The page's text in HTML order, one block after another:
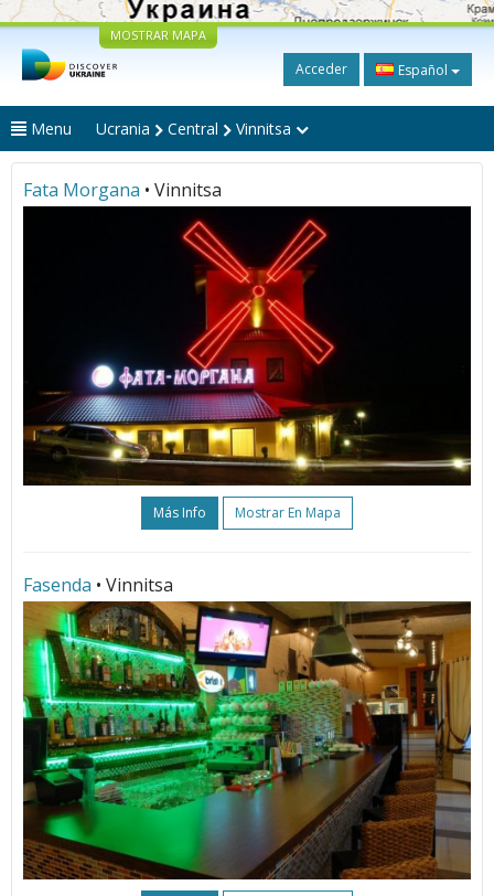
MOSTRAR MAPA
Acceder Español
Menu Ucrania Central Vinnitsa
Fata Morgana • Vinnitsa
Más Info Mostrar En Mapa
Fasenda • Vinnitsa